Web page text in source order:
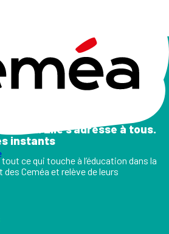
d'action
Elle s’adresse à tous.
instants
tout ce qui touche à l’éducation dans la
Ceméa et relève de leurs